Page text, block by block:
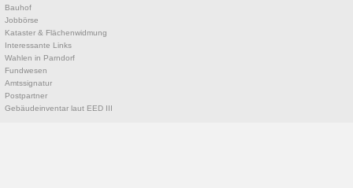
Bauhof
Jobbörse
Kataster & Flächenwidmung
Interessante Links
Wahlen in Parndorf
Fundwesen
Amtssignatur
Postpartner
Gebäudeinventar laut EED III